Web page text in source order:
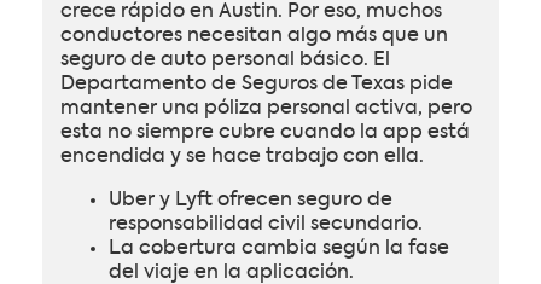
crece rápido en Austin. Por eso, muchos
conductores necesitan algo más que un
seguro de auto personal básico. El
Departamento de Seguros de Texas pide
mantener una póliza personal activa, pero
esta no siempre cubre cuando la app está
encendida y se hace trabajo con ella.
Uber y Lyft ofrecen seguro de
responsabilidad civil secundario.
La cobertura cambia según la fase
del viaje en la aplicación.